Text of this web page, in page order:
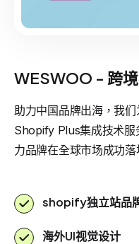
WESWOO - 跨
助力中国品牌出海，我
Shopify Plus集成技术服
力品牌在全球市场成功落
shopify独立站品
海外UI视觉设计